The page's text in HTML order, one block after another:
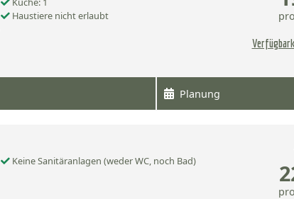
Haustiere nicht erlaubt
Planung
Keine Sanitäranlagen (weder WC, noch Bad)